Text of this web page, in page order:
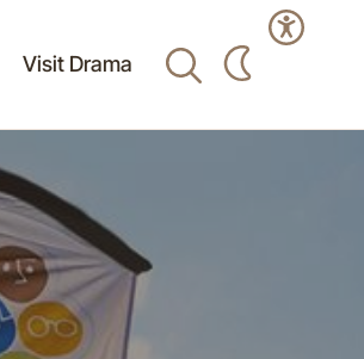
Visit Drama
καιρικών φαινομένων